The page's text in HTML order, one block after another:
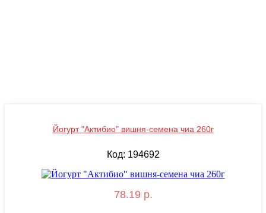
Йогурт "Актибио" вишня-семена чиа 260г
Код: 194692
78.19 р.